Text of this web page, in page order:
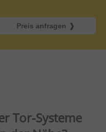
Preis anfragen
Tor-Systeme